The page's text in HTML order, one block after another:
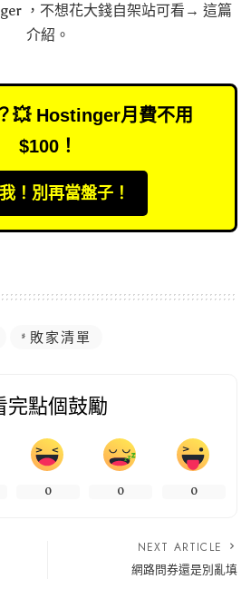
，不想花大錢自架站可看→ 這篇
介紹 。
💥 Hostinger月費不用
$100！
！別再當盤子！
敗家清單
完點個鼓勵
0 0 0
NEXT ARTICLE
網路問券還是別亂填